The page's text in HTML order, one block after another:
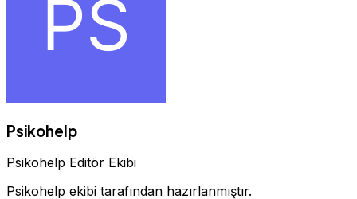
Psikohelp
Psikohelp Editör Ekibi
Psikohelp ekibi tarafından hazırlanmıştır.